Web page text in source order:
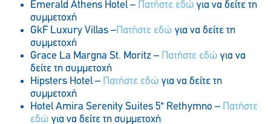
Emerald Athens Hotel – Πατήστε εδώ για να δείτε τη
συμμετοχή
GkF Luxury Villas –Πατήστε εδώ για να δείτε τη
συμμετοχή
Grace La Margna St. Moritz – Πατήστε εδώ για να
δείτε τη συμμετοχή
Hipsters Hotel – Πατήστε εδώ για να δείτε τη
συμμετοχή
Hotel Amira Serenity Suites 5* Rethymno – Πατήστε
εδώ για να δείτε τη συμμετοχή